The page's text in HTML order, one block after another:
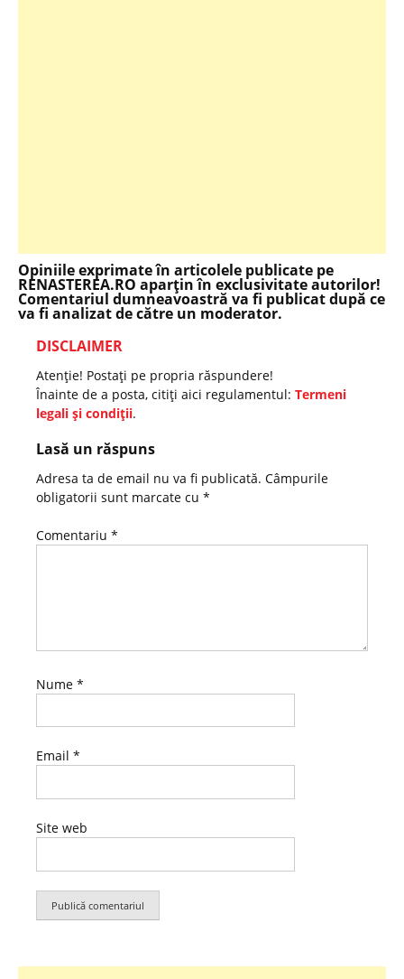
Opiniile exprimate în articolele publicate pe
RENASTEREA.RO aparţin în exclusivitate autorilor!
Comentariul dumneavoastră va fi publicat după ce
va fi analizat de către un moderator.
DISCLAIMER
Atenţie! Postaţi pe propria răspundere!
Înainte de a posta, citiţi aici regulamentul: Termeni
legali şi condiţii.
Lasă un răspuns
Adresa ta de email nu va fi publicată. Câmpurile
obligatorii sunt marcate cu *
Comentariu *
Nume *
Email *
Site web